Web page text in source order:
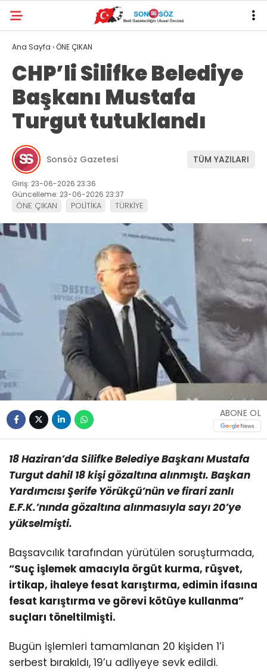
Ana Sayfa ›ÖNE ÇIKAN
CHP’li Silifke Belediye
Başkanı Mustafa
Turgut tutuklandı
Sonsöz Gazetesi TÜM YAZILARI
Giriş: 23-06-2026 23:36
Güncelleme: 23-06-2026 23:37
ÖNE ÇIKAN POLİTİKA TÜRKİYE
ABONE OL
18 Haziran’da Silifke Belediye Başkanı Mustafa
Turgut dahil 18 kişi gözaltına alınmıştı. Başkan
Yardımcısı Şerife Yörükçü’nün ve firari zanlı
E.F.K.’nında gözaltına alınmasıyla sayı 20’ye
yükselmişti.
Başsavcılık tarafından yürütülen soruşturmada,
“Suç işlemek amacıyla örgüt kurma, rüşvet,
irtikap, ihaleye fesat karıştırma, edimin ifasına
fesat karıştırma ve görevi kötüye kullanma”
suçları töneltilmişti.
Bugün işlemleri tamamlanan 20 kişiden 1’i
serbest bırakıldı, 19’u adliyeye sevk edildi.